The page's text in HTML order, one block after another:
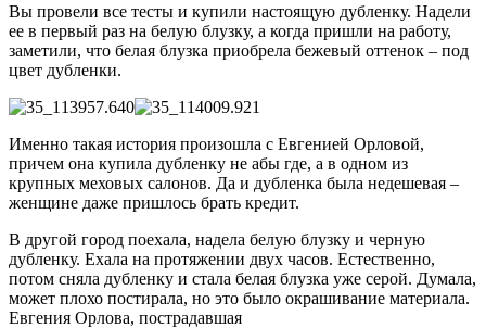
Вы провели все тесты и купили настоящую дубленку. Надели
ее в первый раз на белую блузку, а когда пришли на работу,
заметили, что белая блузка приобрела бежевый оттенок – под
цвет дубленки.
Именно такая история произошла с Евгенией Орловой,
причем она купила дубленку не абы где, а в одном из
крупных меховых салонов. Да и дубленка была недешевая –
женщине даже пришлось брать кредит.
В другой город поехала, надела белую блузку и черную
дубленку. Ехала на протяжении двух часов. Естественно,
потом сняла дубленку и стала белая блузка уже серой. Думала,
может плохо постирала, но это было окрашивание материала.
Евгения Орлова, пострадавшая